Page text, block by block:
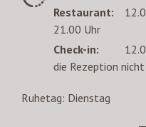
Restaurant:
21.00 Uhr
Check-in:
die Rezeption
Ruhetag: Dienstag